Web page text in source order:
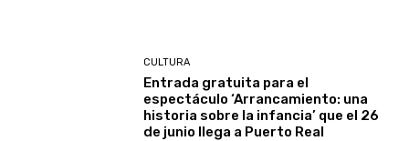
CULTURA
Entrada gratuita para el
espectáculo ‘Arrancamiento: una
historia sobre la infancia’ que el 26
de junio llega a Puerto Real